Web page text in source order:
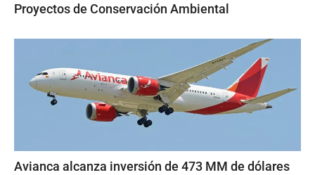
Proyectos de Conservación Ambiental
Avianca alcanza inversión de 473 MM de dólares